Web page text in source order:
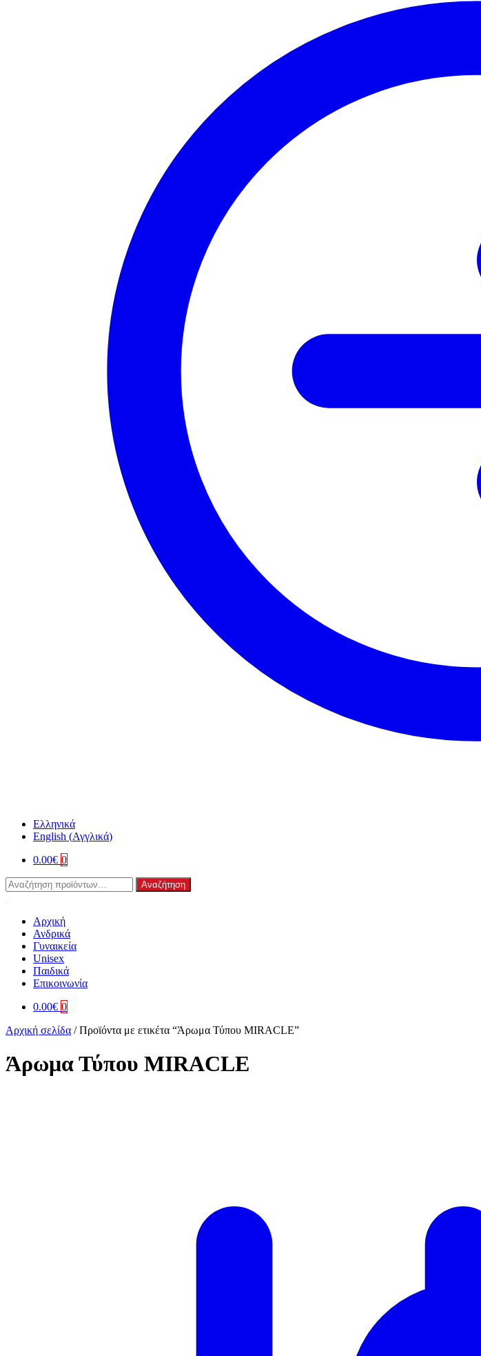
Ελληνικά
English (Αγγλικά)
0.00€ 0
Αναζήτηση
για:
Αναζήτηση
Αρχική
Ανδρικά
Γυναικεία
Unisex
Παιδικά
Επικοινωνία
0.00€ 0
Αρχική σελίδα /Προϊόντα με ετικέτα “Άρωμα Τύπου MIRACLE”
Άρωμα Τύπου MIRACLE